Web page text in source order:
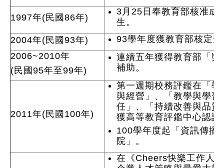
1997年(民國86年)
3月25日奉教育部核准成
生。
2004年(民國93年)
93學年度獲教育部核定
2006~2010年
(民國95年至99年)
連續五年獲得教育部「
補助。
2011年(民國100年)
第一週期校務評鑑在「
與經營」、「教學與學
任」、「持續改善與品
獲高等教育評鑑中心認證
100學年度起「資訊傳播
院」。
在《Cheers快樂工作人